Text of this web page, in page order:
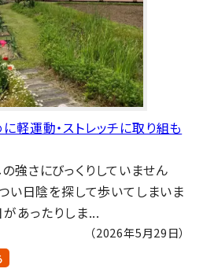
軽運動・ストレッチに取り組も
強さにびっくりしていません
い日陰を探して歩いてしまいま
があったりしま...
（2026年5月29日）